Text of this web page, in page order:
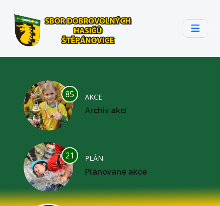
85
AKCE
Archiv akcí
21
PLÁN
Plánované akce